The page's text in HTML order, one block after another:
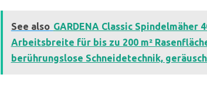
See also GARDENA Classic Spindelmäher
Arbeitsbreite für bis zu 200 m²
berührungslose Schneidetechnik,